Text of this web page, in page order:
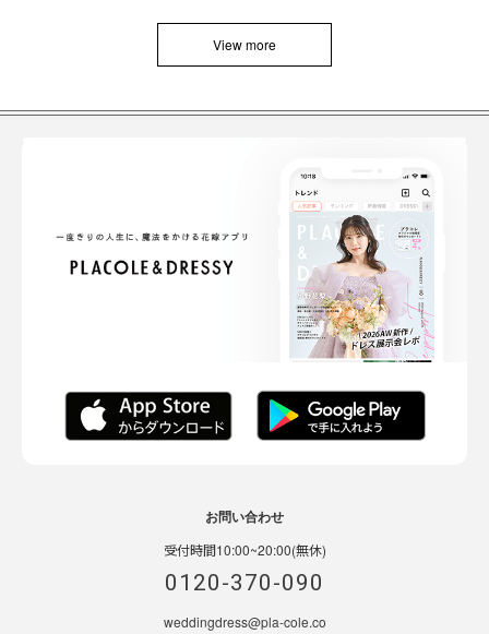
View more
お問い合わせ
受付時間10:00~20:00(無休)
0120-370-090
weddingdress@pla-cole.co